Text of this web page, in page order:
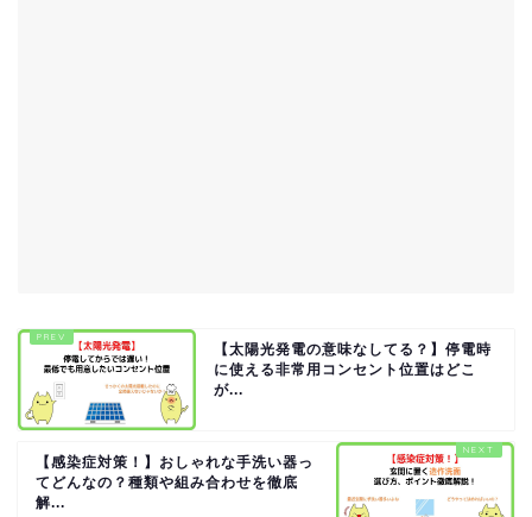
【太陽光発電の意味なしてる？】停電時
に使える非常用コンセント位置はどこ
が...
【感染症対策！】おしゃれな手洗い器っ
てどんなの？種類や組み合わせを徹底
解...